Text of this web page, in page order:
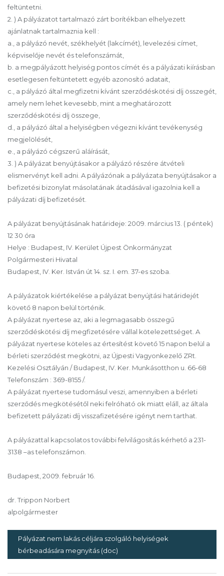
feltüntetni.
2. ) A pályázatot tartalmazó zárt borítékban elhelyezett
ajánlatnak tartalmaznia kell :
a., a pályázó nevét, székhelyét (lakcímét), levelezési címet,
képviselője nevét és telefonszámát,
b. a megpályázott helyiség pontos címét és a pályázati kiírásban
esetlegesen feltüntetett egyéb azonosító adatait,
c., a pályázó által megfizetni kívánt szerződéskötési díj összegét,
amely nem lehet kevesebb, mint a meghatározott
szerződéskötési díj összege,
d., a pályázó által a helyiségben végezni kívánt tevékenység
megjelölését,
e., a pályázó cégszerű aláírását,
3. ) A pályázat benyújtásakor a pályázó részére átvételi
elismervényt kell adni. A pályázónak a pályázata benyújtásakor a
befizetési bizonylat másolatának átadásával igazolnia kell a
pályázati díj befizetését.
A pályázat benyújtásának határideje: 2009. március 13. ( péntek)
12 30 óra
Helye : Budapest, IV. Kerület Újpest Önkormányzat
Polgármesteri Hivatal
Budapest, IV. Ker. István út 14. sz. I. em. 37-es szoba.
A pályázatok kiértékelése a pályázat benyújtási határidejét
követő 8 napon belül történik.
A pályázat nyertese az, aki a legmagasabb összegű
szerződéskötési díj megfizetésére vállal kötelezettséget. A
pályázat nyertese köteles az értesítést követő 15 napon belül a
bérleti szerződést megkötni, az Újpesti Vagyonkezelő ZRt.
Kezelési Osztályán / Budapest, IV. Ker. Munkásotthon u. 66-68
Telefonszám : 369-8155 /.
A pályázat nyertese tudomásul veszi, amennyiben a bérleti
szerződés megkötésétől neki felróható ok miatt eláll, az általa
befizetett pályázati díj visszafizetésére igényt nem tarthat.
A pályázattal kapcsolatos további felvilágosítás kérhető a 231-
3138 –as telefonszámon.
Budapest, 2009. február 16.
dr. Trippon Norbert
alpolgármester
Pályázat nem lakás céljára szolgáló helyiségek
bérbeadására megnyitás (doc)